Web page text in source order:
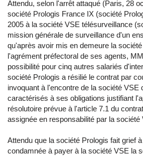
Attendu, selon l'arrêt attaqué (Paris, 28
société Prologis France IX (société
2005 à la société VSE télésurveillance
mission générale de surveillance d'un
qu'après avoir mis en demeure la
l'agrément préfectoral de ses agents,
possibilité pour cinq autres salariés
société Prologis a résilié le contrat par
invoquant à l'encontre de la société VSE
caractérisés à ses obligations justifiant
résolutoire prévue à l'article 7.1 du
assignée en responsabilité par la société
Attendu que la société Prologis fait grief
condamnée à payer à la société VSE la